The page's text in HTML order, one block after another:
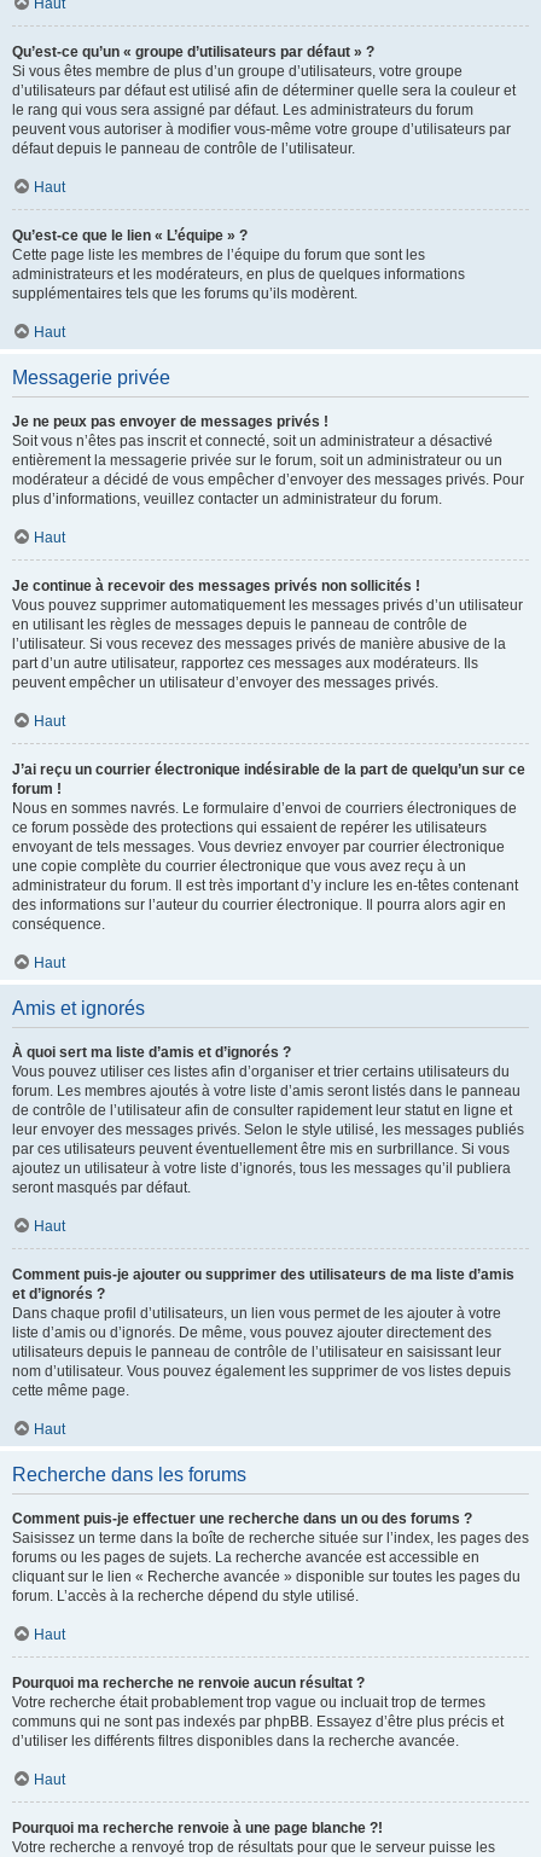
Haut
Qu’est-ce qu’un « groupe d’utilisateurs par défaut » ?
Si vous êtes membre de plus d’un groupe d’utilisateurs, votre groupe
d’utilisateurs par défaut est utilisé afin de déterminer quelle sera la couleur et
le rang qui vous sera assigné par défaut. Les administrateurs du forum
peuvent vous autoriser à modifier vous-même votre groupe d’utilisateurs par
défaut depuis le panneau de contrôle de l’utilisateur.
Haut
Qu’est-ce que le lien « L’équipe » ?
Cette page liste les membres de l’équipe du forum que sont les
administrateurs et les modérateurs, en plus de quelques informations
supplémentaires tels que les forums qu’ils modèrent.
Haut
Messagerie privée
Je ne peux pas envoyer de messages privés !
Soit vous n’êtes pas inscrit et connecté, soit un administrateur a désactivé
entièrement la messagerie privée sur le forum, soit un administrateur ou un
modérateur a décidé de vous empêcher d’envoyer des messages privés. Pour
plus d’informations, veuillez contacter un administrateur du forum.
Haut
Je continue à recevoir des messages privés non sollicités !
Vous pouvez supprimer automatiquement les messages privés d’un utilisateur
en utilisant les règles de messages depuis le panneau de contrôle de
l’utilisateur. Si vous recevez des messages privés de manière abusive de la
part d’un autre utilisateur, rapportez ces messages aux modérateurs. Ils
peuvent empêcher un utilisateur d’envoyer des messages privés.
Haut
J’ai reçu un courrier électronique indésirable de la part de quelqu’un sur ce
forum !
Nous en sommes navrés. Le formulaire d’envoi de courriers électroniques de
ce forum possède des protections qui essaient de repérer les utilisateurs
envoyant de tels messages. Vous devriez envoyer par courrier électronique
une copie complète du courrier électronique que vous avez reçu à un
administrateur du forum. Il est très important d’y inclure les en-têtes contenant
des informations sur l’auteur du courrier électronique. Il pourra alors agir en
conséquence.
Haut
Amis et ignorés
À quoi sert ma liste d’amis et d’ignorés ?
Vous pouvez utiliser ces listes afin d’organiser et trier certains utilisateurs du
forum. Les membres ajoutés à votre liste d’amis seront listés dans le panneau
de contrôle de l’utilisateur afin de consulter rapidement leur statut en ligne et
leur envoyer des messages privés. Selon le style utilisé, les messages publiés
par ces utilisateurs peuvent éventuellement être mis en surbrillance. Si vous
ajoutez un utilisateur à votre liste d’ignorés, tous les messages qu’il publiera
seront masqués par défaut.
Haut
Comment puis-je ajouter ou supprimer des utilisateurs de ma liste d’amis
et d’ignorés ?
Dans chaque profil d’utilisateurs, un lien vous permet de les ajouter à votre
liste d’amis ou d’ignorés. De même, vous pouvez ajouter directement des
utilisateurs depuis le panneau de contrôle de l’utilisateur en saisissant leur
nom d’utilisateur. Vous pouvez également les supprimer de vos listes depuis
cette même page.
Haut
Recherche dans les forums
Comment puis-je effectuer une recherche dans un ou des forums ?
Saisissez un terme dans la boîte de recherche située sur l’index, les pages des
forums ou les pages de sujets. La recherche avancée est accessible en
cliquant sur le lien « Recherche avancée » disponible sur toutes les pages du
forum. L’accès à la recherche dépend du style utilisé.
Haut
Pourquoi ma recherche ne renvoie aucun résultat ?
Votre recherche était probablement trop vague ou incluait trop de termes
communs qui ne sont pas indexés par phpBB. Essayez d’être plus précis et
d’utiliser les différents filtres disponibles dans la recherche avancée.
Haut
Pourquoi ma recherche renvoie à une page blanche ?!
Votre recherche a renvoyé trop de résultats pour que le serveur puisse les